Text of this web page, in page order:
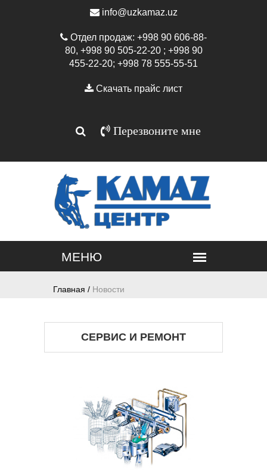
info@uzkamaz.uz
Отдел продаж: +998 90 606-88-
80, +998 90 505-22-20 ; +998 90
455-22-20; +998 78 555-55-51
Скачать прайс лист
Перезвоните мне
Главная / Новости
СЕРВИС И РЕМОНТ